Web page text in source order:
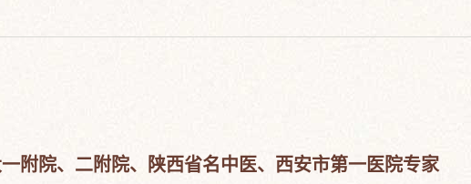
附院、二附院、陕西省名中医、西安市第一医院专家